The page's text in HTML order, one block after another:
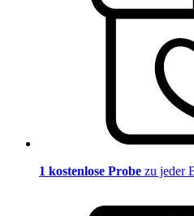
1 kostenlose Probe zu jeder